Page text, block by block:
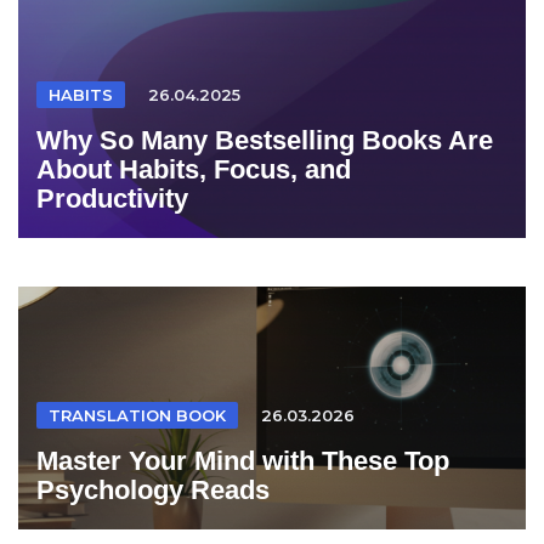
HABITS 26.04.2025
Why So Many Bestselling Books Are
About Habits, Focus, and
Productivity
TRANSLATION BOOK 26.03.2026
Master Your Mind with These Top
Psychology Reads